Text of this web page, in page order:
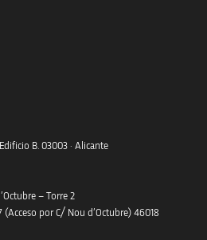
B. 03003 · Alicante
– Torre 2
(Acceso por C/ Nou d’Octubre) 46018